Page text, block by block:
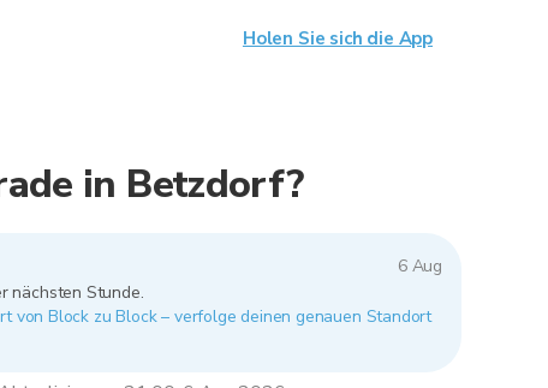
in Betzdorf?
6 Aug
nächsten Stunde.
von Block zu Block – verfolge deinen genauen Standort
Holen Sie sich die App